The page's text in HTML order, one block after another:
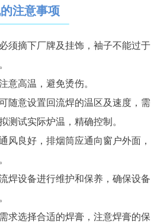
注意事项
须摘下厂牌及挂饰，袖子不能过于
意高温，避免烫伤。
随意设置回流焊的温区及速度，需
测试实际炉温， 精确控制。
风良好，排烟筒应通向窗户外面，
焊设备进行维护和保养，确保设备
求选择合适的焊膏，注意焊膏的保